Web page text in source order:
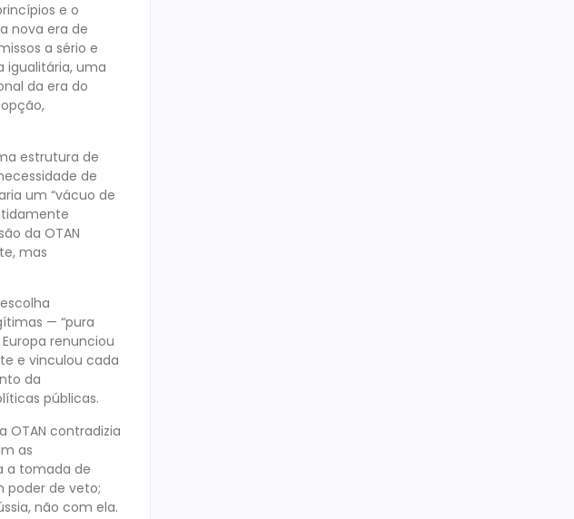
e o
nova era de
a sério e
igualitária, uma
da era do
estrutura de
de
um “vácuo de
da OTAN
mas
— “pura
renunciou
e vinculou cada
da
públicas.
OTAN contradizia
as
a tomada de
poder de veto;
não com ela.